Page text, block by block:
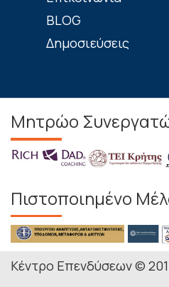
BLOG
Δημοσιεύσεις
Μητρώο
Πιστοποιημένο
Κέντρο Επενδύσεων ©